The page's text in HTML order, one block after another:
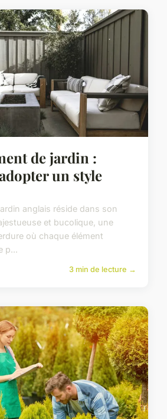
de jardin :
un style
anglais réside dans son
et bucolique, une
où chaque élément
p...
3 min de lecture →